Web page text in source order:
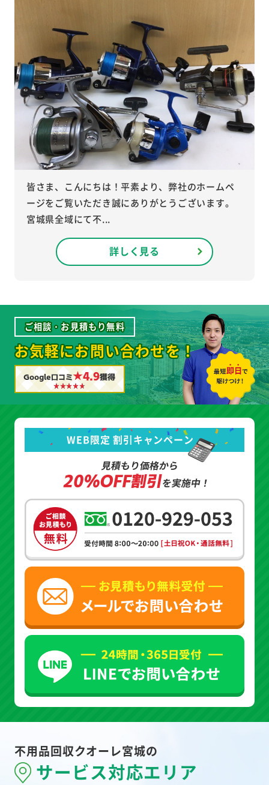
皆さま、こんにちは！平素より、弊社のホームペ
ージをご覧いただき誠にありがとうございます。
宮城県全域にて不...
詳しく見る
ご相談・お見積もり無料
お気軽にお問い合わせを！
Google口コミ★4.9獲得
WEB限定 割引キャンペーン
見積もり価格から
20%OFF割引を実施中！
不用品回収クオーレ宮城の
サービス対応エリア